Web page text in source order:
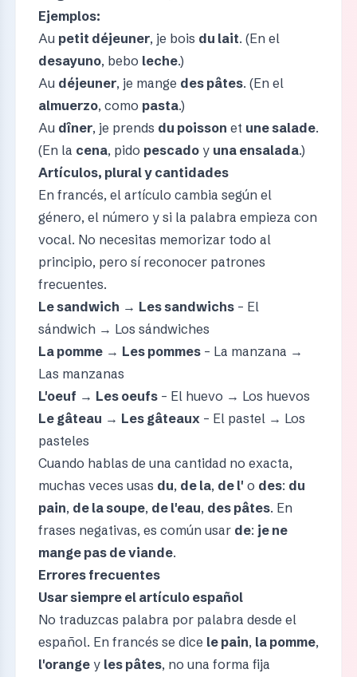
Ejemplos:
Au petit déjeuner, je bois du lait. (En el
desayuno, bebo leche.)
Au déjeuner, je mange des pâtes. (En el
almuerzo, como pasta.)
Au dîner, je prends du poisson et une salade.
(En la cena, pido pescadoy una ensalada.)
Artículos, plural y cantidades
En francés, el artículo cambia según el
género, el número y si la palabra empieza con
vocal. No necesitas memorizar todo al
principio, pero sí reconocer patrones
frecuentes.
Le sandwich → Les sandwichs– El
sándwich → Los sándwiches
La pomme→ Les pommes– La manzana →
Las manzanas
L'oeuf → Les oeufs– El huevo → Los huevos
Le gâteau → Les gâteaux – El pastel → Los
pasteles
Cuando hablas de una cantidad no exacta,
muchas veces usas du, de la, de l' o des: du
pain, de la soupe, de l'eau, des pâtes. En
frases negativas, es común usar de: je ne
mange pas de viande.
Errores frecuentes
Usar siempre el artículo español
No traduzcas palabra por palabra desde el
español. En francés se dice le pain, la pomme,
l'orangey les pâtes, no una forma fija